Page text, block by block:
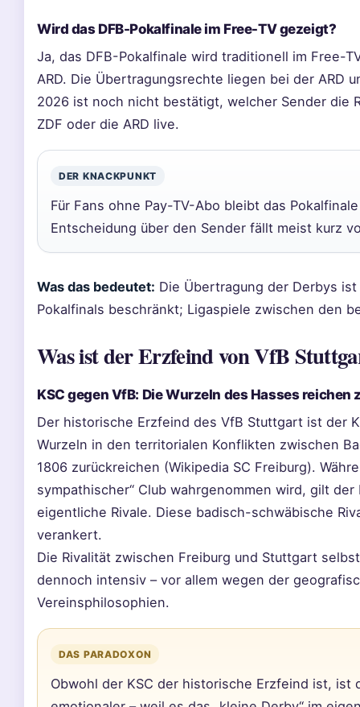
Wird das DFB-Pokalfinale im Free-TV gezeigt?
Ja, das DFB-Pokalfinale wird traditionell im Free-
ARD. Die Übertragungsrechte liegen bei der ARD
2026 ist noch nicht bestätigt, welcher Sender die
ZDF oder die ARD live.
DER KNACKPUNKT
Für Fans ohne Pay-TV-Abo bleibt das
Entscheidung über den Sender fällt meist kurz
Was das bedeutet: Die Übertragung der Derbys
Pokalfinals beschränkt; Ligaspiele zwischen den
Was ist der Erzfeind von VfB
KSC gegen VfB: Die Wurzeln des Hasses reichen
Der historische Erzfeind des VfB Stuttgart ist der
Wurzeln in den territorialen Konflikten zwischen
1806 zurückreichen (Wikipedia SC Freiburg).
sympathischer“ Club wahrgenommen wird, gilt
eigentliche Rivale. Diese badisch-schwäbische
verankert.
Die Rivalität zwischen Freiburg und Stuttgart
dennoch intensiv – vor allem wegen der
Vereinsphilosophien.
DAS PARADOXON
Obwohl der KSC der historische Erzfeind ist, ist